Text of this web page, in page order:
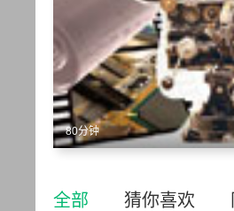
80分钟
全部 猜你喜欢